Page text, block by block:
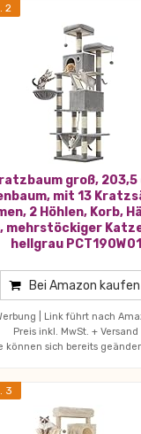
2
groß, 203,5
mit 13
2 Höhlen, Korb,
mehrstöckiger
hellgrau PCT190W01
Bei Amazon kaufen
| Link führt nach
Preis inkl. MwSt. + Versand
können sich bereits
3